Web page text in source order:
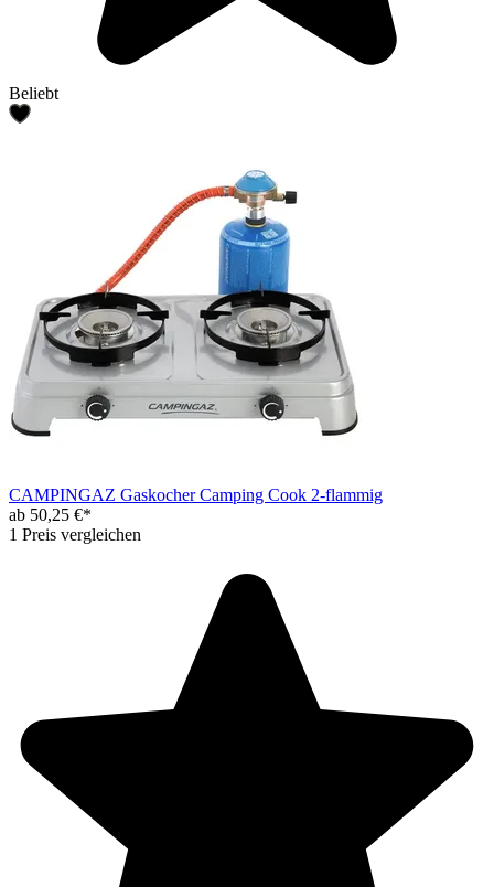
Beliebt
CAMPINGAZ Gaskocher Camping Cook 2-flammig
ab 50,25 €*
1 Preis vergleichen